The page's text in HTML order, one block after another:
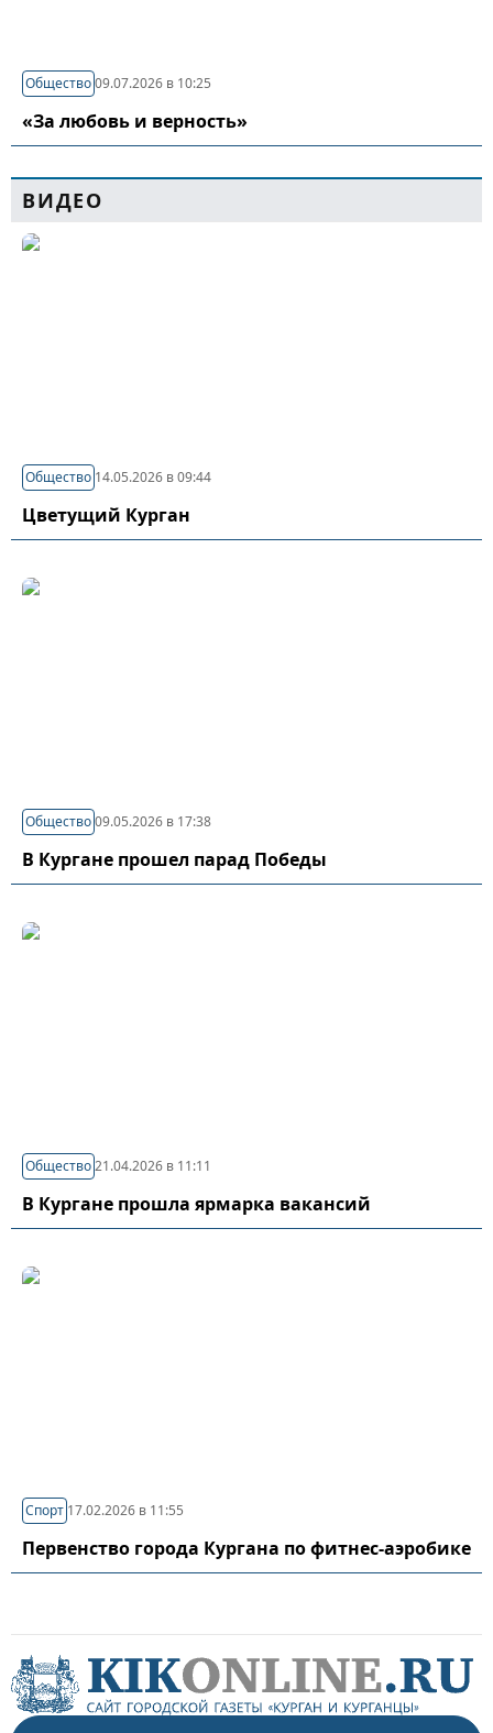
Общество09.07.2026 в 10:25
«За любовь и верность»
ВИДЕО
Общество 14.05.2026 в 09:44
Цветущий Курган
Общество09.05.2026 в 17:38
В Кургане прошел парад Победы
Общество21.04.2026 в 11:11
В Кургане прошла ярмарка вакансий
Спорт 17.02.2026 в 11:55
Первенство города Кургана по фитнес-аэробике